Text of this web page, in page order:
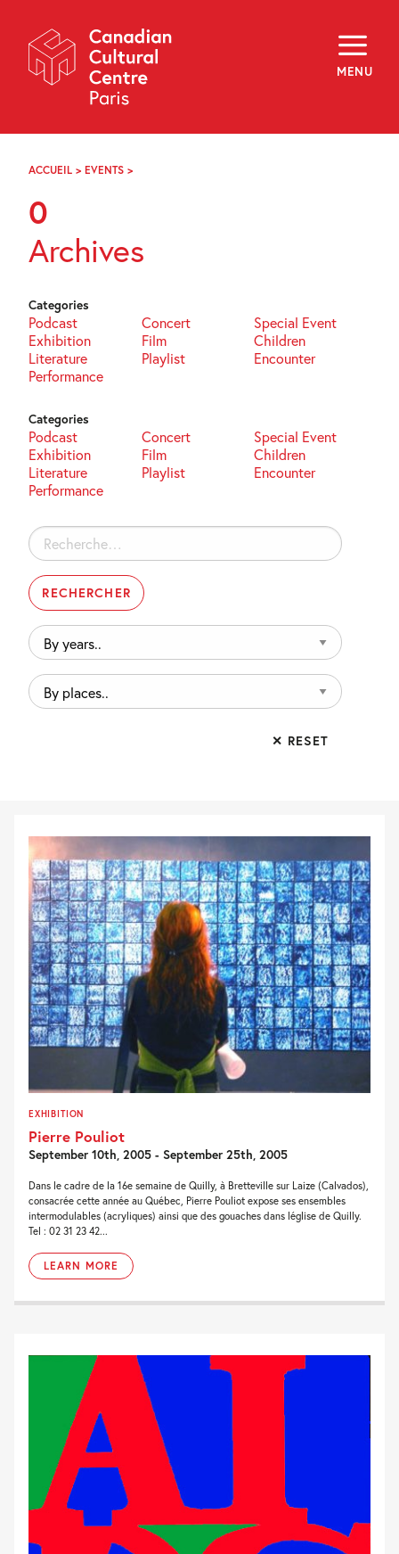
Navigation
MENU
About
Programming
Off-Site
Explore
Archives
FR
ACCUEIL > EVENTS >
0
Archives
Categories
Podcast Concert
Special Event
Exhibition
Film
Children
Literature
Playlist
Encounter
Performance
Categories
Podcast Concert
Special Event
Exhibition
Film
Children
Literature
Playlist
Encounter
Performance
Rechercher :
By
years..
By
places..
✕ RESET
EXHIBITION
Pierre Pouliot
September 10th, 2005 - September 25th, 2005
Dans le cadre de la 16e semaine de Quilly, à Bretteville sur Laize (Calvados),
consacrée cette année au Québec, Pierre Pouliot expose ses ensembles
intermodulables (acryliques) ainsi que des gouaches dans léglise de Quilly.
Tel : 02 31 23 42...
LEARN MORE